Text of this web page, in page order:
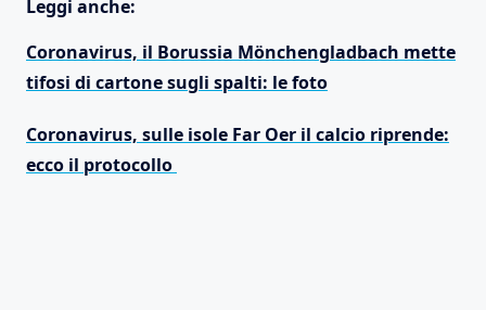
Leggi anche:
Coronavirus, il Borussia Mönchengladbach mette
tifosi di cartone sugli spalti: le foto
Coronavirus, sulle isole Far Oer il calcio riprende:
ecco il protocollo